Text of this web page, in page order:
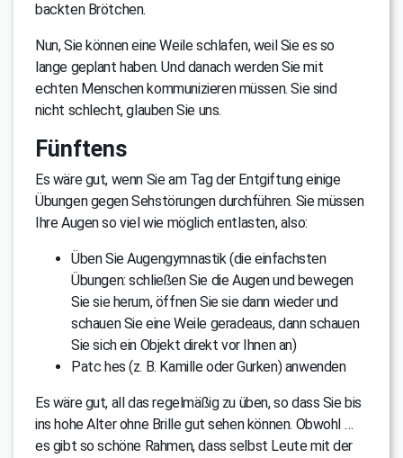
backten Brötchen.
Nun, Sie können eine Weile schlafen, weil Sie es so
lange geplant haben. Und danach werden Sie mit
echten Menschen kommunizieren müssen. Sie sind
nicht schlecht, glauben Sie uns.
Fünftens
Es wäre gut, wenn Sie am Tag der Entgiftung einige
Übungen gegen Sehstörungen durchführen. Sie müssen
Ihre Augen so viel wie möglich entlasten, also:
Üben Sie Augengymnastik (die einfachsten
Übungen: schließen Sie die Augen und bewegen
Sie sie herum, öffnen Sie sie dann wieder und
schauen Sie eine Weile geradeaus, dann schauen
Sie sich ein Objekt direkt vor Ihnen an)
Patc hes (z. B. Kamille oder Gurken) anwenden
Es wäre gut, all das regelmäßig zu üben, so dass Sie bis
ins hohe Alter ohne Brille gut sehen können. Obwohl …
es gibt so schöne Rahmen, dass selbst Leute mit der